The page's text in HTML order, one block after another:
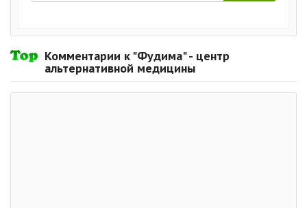
Комментарии к "Фудима" - центр
альтернативной медицины